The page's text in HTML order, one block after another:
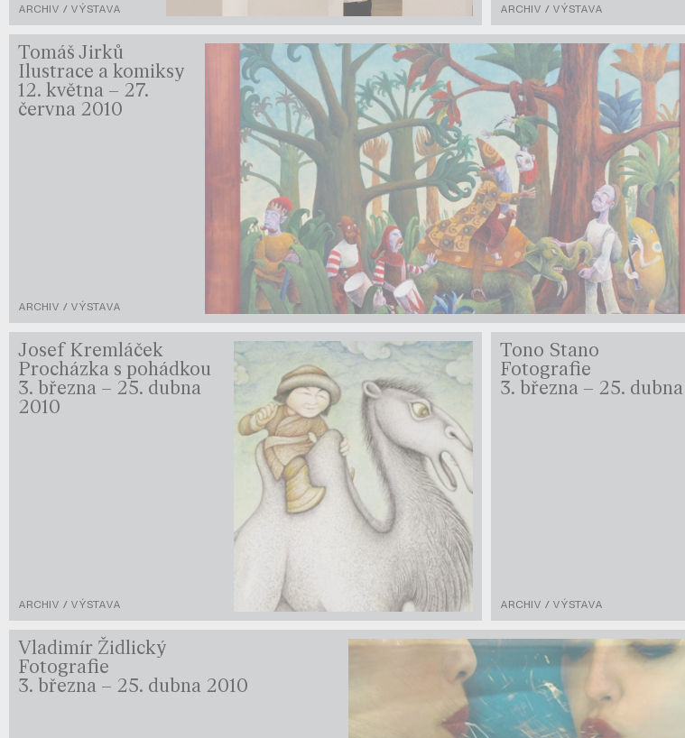
ARCHIV / VÝSTAVA ARCHIV / VÝSTAVA
Tomáš Jirků
Ilustrace a komiksy
12. května – 27.
června 2010
ARCHIV / VÝSTAVA
Josef Kremláček
Procházka s pohádkou
3. března – 25. dubna
2010
ARCHIV / VÝSTAVA
Tono Stano
Fotografie
3. března – 25.
ARCHIV / VÝSTAVA
Vladimír Židlický
Fotografie
3. března – 25. dubna 2010